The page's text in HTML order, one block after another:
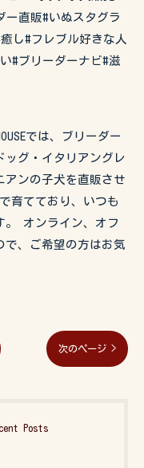
ー直販#いぬスタグラ
し#フレブル好きな人
#ブリーダーナビ#滋
では、ブリーダー
ッグ・イタリアングレ
アンの子犬を直販させ
育てており、いつも
。 オンライン、オフ
で、ご希望の方はお気
次のページ >
Posts